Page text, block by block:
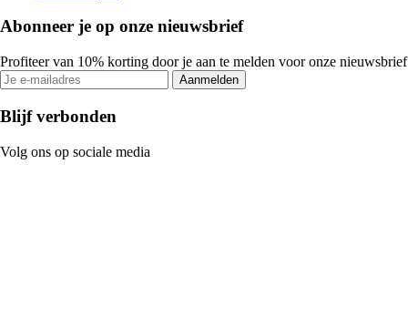
Abonneer je op onze nieuwsbrief
Profiteer van 10% korting door je aan te melden voor onze nieuwsbrief
Aanmelden
Blijf verbonden
Volg ons op sociale media